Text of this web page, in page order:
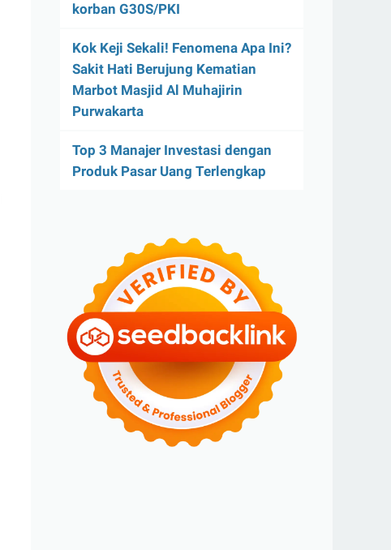
korban G30S/PKI
Kok Keji Sekali! Fenomena Apa Ini?
Sakit Hati Berujung Kematian
Marbot Masjid Al Muhajirin
Purwakarta
Top 3 Manajer Investasi dengan
Produk Pasar Uang Terlengkap